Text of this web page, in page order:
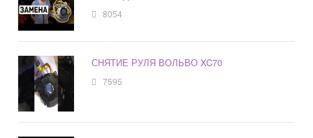
8054
СНЯТИЕ РУЛЯ ВОЛЬВО XC70
7595